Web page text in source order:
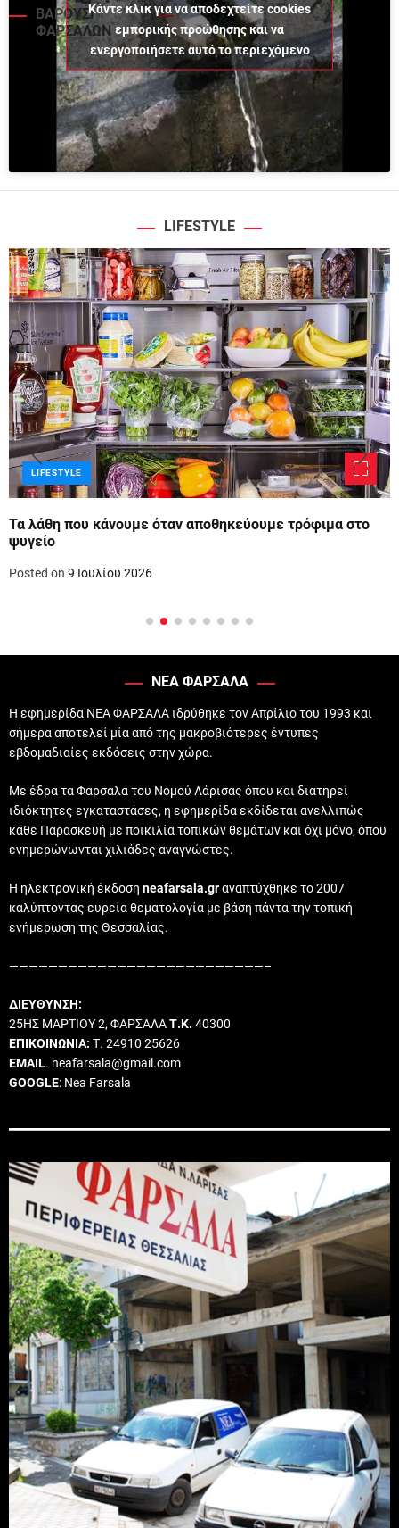
ΒΑΡΟΥΣΙ
ΦΑΡΣΑΛΩΝ
Κάντε κλικ για να αποδεχτείτε cookies
εμπορικής προώθησης και να
ενεργοποιήσετε αυτό το περιεχόμενο
LIFESTYLE
LIFESTYLE
Τα λάθη που κάνουμε όταν αποθηκεύουμε τρόφιμα στο
ψυγείο
Posted on 9 Ιουλίου 2026
ΝΕΑ ΦΑΡΣΑΛΑ
Η εφημερίδα ΝΕΑ ΦΑΡΣΑΛΑ ιδρύθηκε τον Απρίλιο του 1993 και
σήμερα αποτελεί μία από της μακροβιότερες έντυπες
εβδομαδιαίες εκδόσεις στην χώρα.
Με έδρα τα Φαρσαλα του Νομού Λάρισας όπου και διατηρεί
ιδιόκτητες εγκαταστάσες, η εφημερίδα εκδίδεται ανελλιπώς
κάθε Παρασκευή με ποικιλία τοπικών θεμάτων και όχι μόνο, όπου
ενημερώνωνται χιλιάδες αναγνώστες.
Η ηλεκτρονική έκδοση neafarsala.grαναπτύχθηκε το 2007
καλύπτοντας ευρεία θεματολογία με βάση πάντα την τοπική
ενήμερωση της Θεσσαλίας.
——————————————————————————–
ΔΙΕΥΘΥΝΣΗ:
25ΗΣ ΜΑΡΤΙΟΥ 2, ΦΑΡΣΑΛΑΤ.Κ. 40300
ΕΠΙΚΟΙΝΩΝΙΑ: Τ. 24910 25626
EMAIL. neafarsala@gmail.com
GOOGLE: Nea Farsala